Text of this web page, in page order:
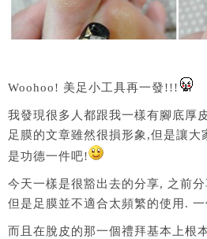
Woohoo! 美足小工具再一發!!!
我發現很多人都跟我一樣有腳底厚
足膜的文章雖然很損形象,但是讓大
是功德一件吧!
今天一樣是很豁出去的分享, 之前
但是足膜並不適合太頻繁的使用.
而且在脫皮的那一個禮拜基本上根